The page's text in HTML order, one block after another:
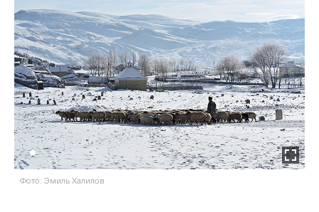
Фото: Эмиль Халилов